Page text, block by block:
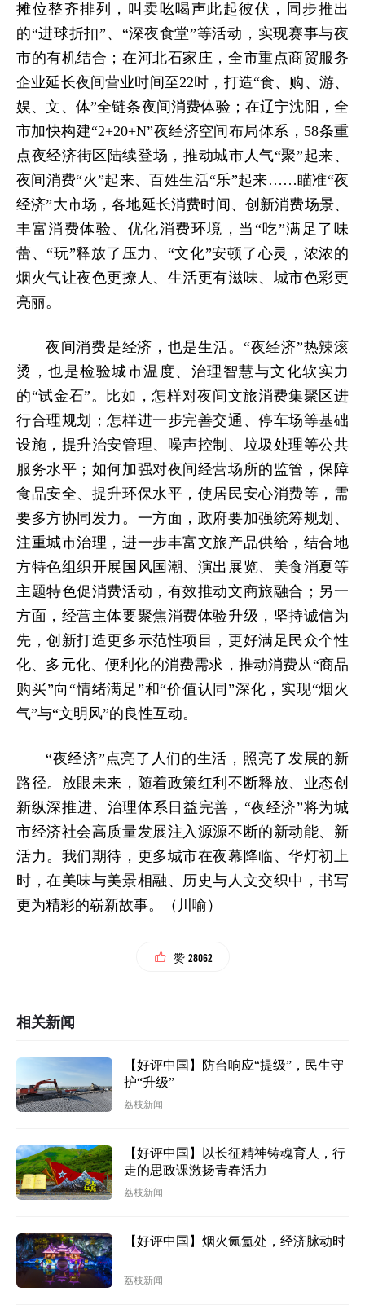
摊位整齐排列，叫卖吆喝声此起彼伏，同步推出
的“进球折扣”、“深夜食堂”等活动，实现赛事与夜
市的有机结合；在河北石家庄，全市重点商贸服务
企业延长夜间营业时间至22时，打造“食、购、游、
娱、文、体”全链条夜间消费体验；在辽宁沈阳，全
市加快构建“2+20+N”夜经济空间布局体系，58条重
点夜经济街区陆续登场，推动城市人气“聚”起来、
夜间消费“火”起来、百姓生活“乐”起来……瞄准“夜
经济”大市场，各地延长消费时间、创新消费场景、
丰富消费体验、优化消费环境，当“吃”满足了味
蕾、“玩”释放了压力、“文化”安顿了心灵，浓浓的
烟火气让夜色更撩人、生活更有滋味、城市色彩更
亮丽。
夜间消费是经济，也是生活。“夜经济”热辣滚
烫，也是检验城市温度、治理智慧与文化软实力
的“试金石”。比如，怎样对夜间文旅消费集聚区进
行合理规划；怎样进一步完善交通、停车场等基础
设施，提升治安管理、噪声控制、垃圾处理等公共
服务水平；如何加强对夜间经营场所的监管，保障
食品安全、提升环保水平，使居民安心消费等，需
要多方协同发力。一方面，政府要加强统筹规划、
注重城市治理，进一步丰富文旅产品供给，结合地
方特色组织开展国风国潮、演出展览、美食消夏等
主题特色促消费活动，有效推动文商旅融合；另一
方面，经营主体要聚焦消费体验升级，坚持诚信为
先，创新打造更多示范性项目，更好满足民众个性
化、多元化、便利化的消费需求，推动消费从“商品
购买”向“情绪满足”和“价值认同”深化，实现“烟火
气”与“文明风”的良性互动。
“夜经济”点亮了人们的生活，照亮了发展的新
路径。放眼未来，随着政策红利不断释放、业态创
新纵深推进、治理体系日益完善，“夜经济”将为城
市经济社会高质量发展注入源源不断的新动能、新
活力。我们期待，更多城市在夜幕降临、华灯初上
时，在美味与美景相融、历史与人文交织中，书写
更为精彩的崭新故事。（川喻）
赞 28062
相关新闻
【好评中国】防台响应“提级”，民生守
护“升级”
荔枝新闻
【好评中国】以长征精神铸魂育人，行
走的思政课激扬青春活力
荔枝新闻
【好评中国】烟火氤氲处，经济脉动时
荔枝新闻